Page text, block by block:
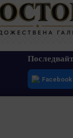
Facebook